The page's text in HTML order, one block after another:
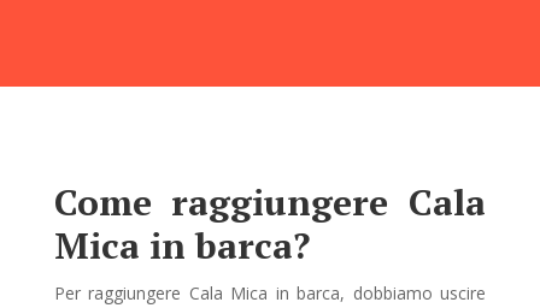
Come raggiungere Cala
Mica in barca?
Per raggiungere Cala Mica in barca, dobbiamo uscire